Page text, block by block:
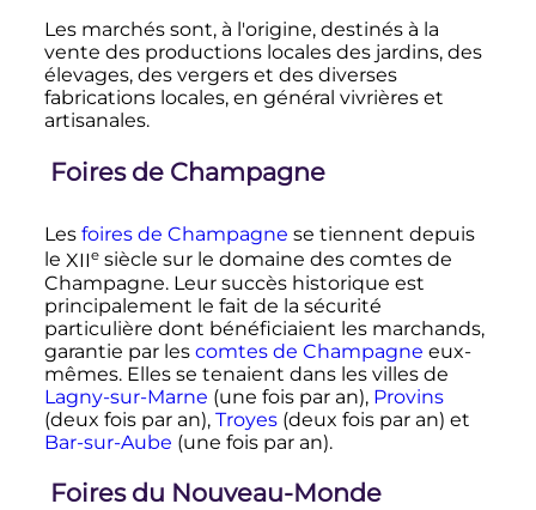
Les marchés sont, à l'origine, destinés à la
vente des productions locales des jardins, des
élevages, des vergers et des diverses
fabrications locales, en général vivrières et
artisanales.
Foires de Champagne
Les foires de Champagne se tiennent depuis
le XIIe siècle sur le domaine des comtes de
Champagne. Leur succès historique est
principalement le fait de la sécurité
particulière dont bénéficiaient les marchands,
garantie par les comtes de Champagne eux-
mêmes. Elles se tenaient dans les villes de
Lagny-sur-Marne (une fois par an), Provins
(deux fois par an), Troyes(deux fois par an) et
Bar-sur-Aube (une fois par an).
Foires du Nouveau-Monde